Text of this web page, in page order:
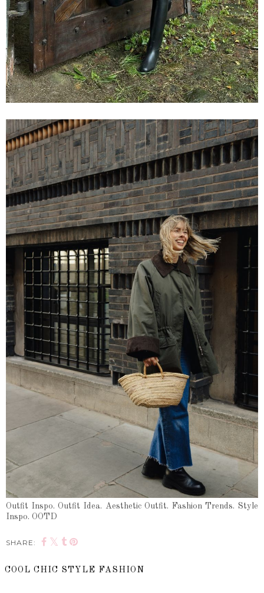
Outfit Inspo. Outfit Idea. Aesthetic Outfit. Fashion Trends. Style
Inspo. OOTD
SHARE:
COOL CHIC STYLE FASHION